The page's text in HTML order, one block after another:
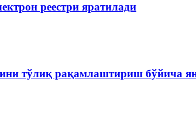
реестри яратилади
тўлиқ рақамлаштириш бўйича